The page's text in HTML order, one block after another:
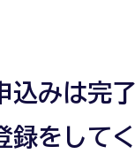
込みは完
録をして